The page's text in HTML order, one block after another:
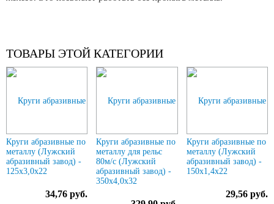
ТОВАРЫ ЭТОЙ КАТЕГОРИИ
Круги абразивные по
металлу (Лужский
абразивный завод) -
125х3,0х22
34,76 руб.
Круги абразивные по
металлу для рельс
80м/с (Лужский
абразивный завод) -
350х4,0х32
Круги абразивные по
металлу (Лужский
абразивный завод) -
150х1,4х22
29,56 руб.